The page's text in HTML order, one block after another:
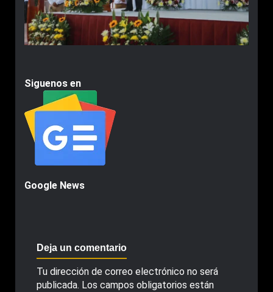
Siguenos en
Google News
Deja un comentario
Tu dirección de correo electrónico no será
publicada. Los campos obligatorios están